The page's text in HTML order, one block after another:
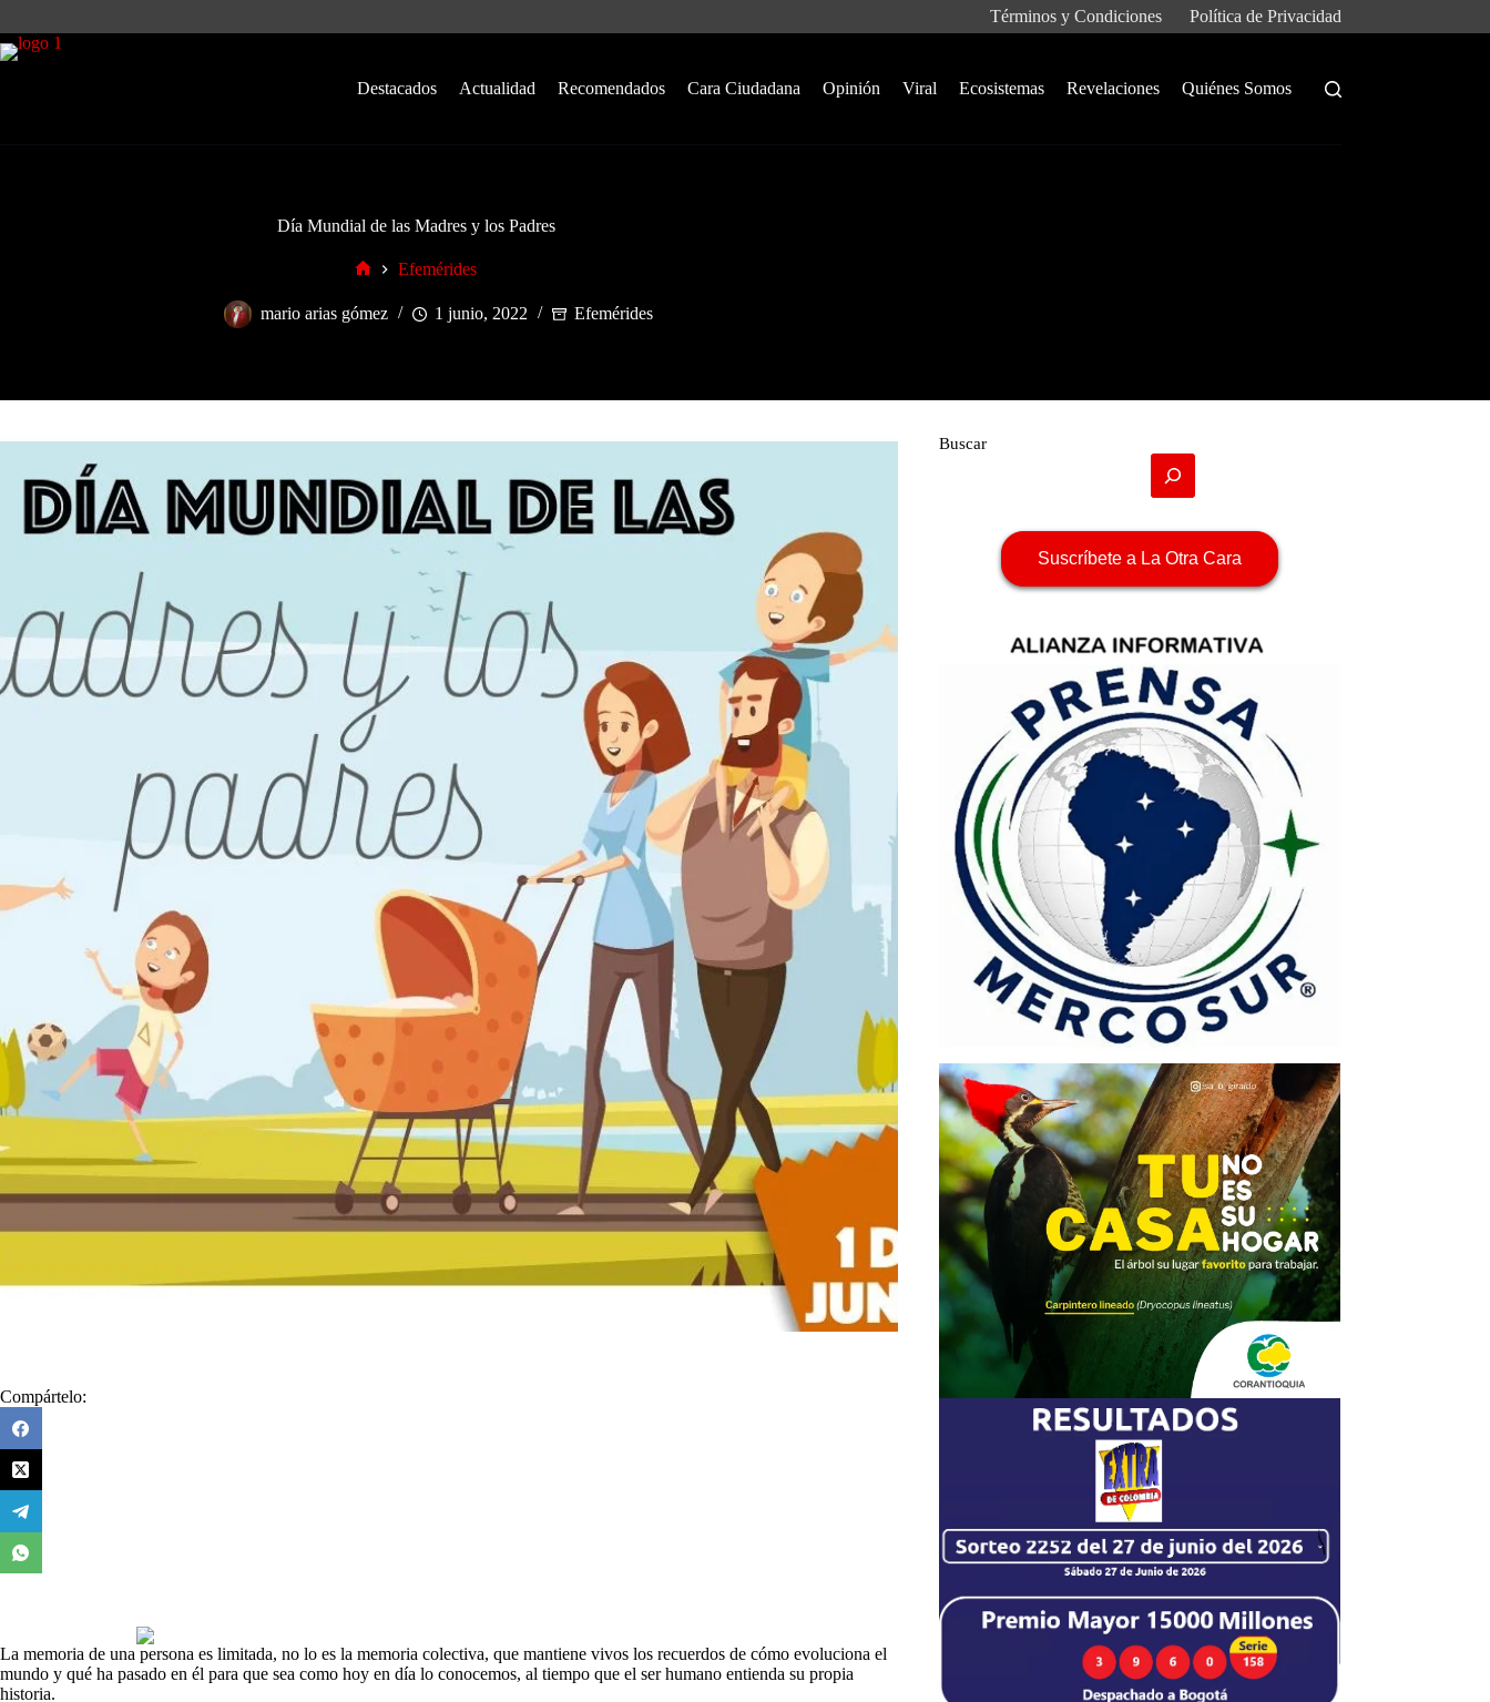
contenido
Términos y Condiciones Política de Privacidad
Destacados Actualidad Recomendados Cara Ciudadana Opinión Viral Ecosistemas Revelaciones Quiénes Somos
Día Mundial de las Madres y los Padres
Efemérides
mario arias gómez 1 junio, 2022 Efemérides
Compártelo:
La memoria de una persona es limitada, no lo es la memoria colectiva, que mantiene vivos los recuerdos de cómo evoluciona el
mundo y qué ha pasado en él para que sea como hoy en día lo conocemos, al tiempo que el ser humano entienda su propia
historia.
Buscar
Suscríbete a La Otra Cara